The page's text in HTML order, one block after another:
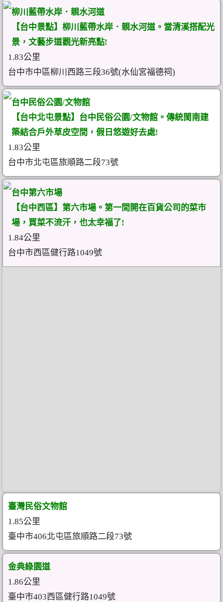
柳川藍帶水岸．親水河道
【台中景點】柳川藍帶水岸．親水河道。當清溪搭配光
景，文藝步道觀光新亮點!
1.83公里
台中市中區柳川西路三段36號(水仙宮福德祠)
台中民俗公園/文物館
【台中北屯景點】台中民俗公園/文物館。傳統閩南建
築結合戶外草皮空間，假日悠遊好去處!
1.83公里
台中市北屯區旅順路二段73號
台中第六市場
【台中西區】第六市場。第一間開在百貨公司的菜市
場，買菜不流汗，也太幸福了!
1.84公里
台中市西區健行路1049號
臺灣民俗文物館
1.85公里
臺中市406北屯區旅順路二段73號
金典綠園道
1.86公里
臺中市403西區健行路1049號